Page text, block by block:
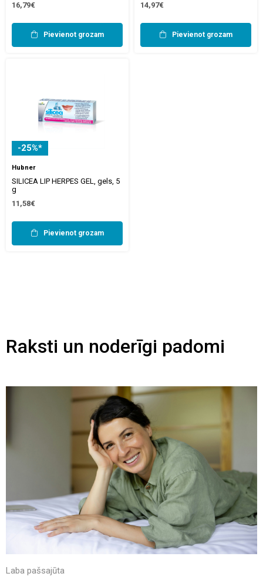
16,79€
Pievienot grozam
14,97€
Pievienot grozam
-25%*
Hubner
SILICEA LIP HERPES GEL, gels, 5
g
11,58€
Pievienot grozam
Raksti un noderīgi padomi
Laba pašsajūta